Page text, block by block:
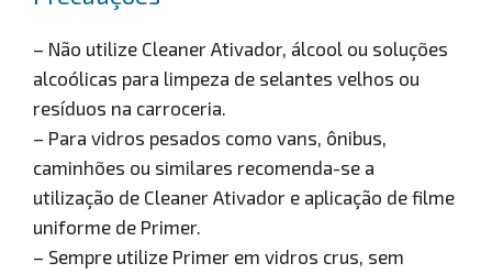
– Não utilize Cleaner Ativador, álcool ou soluções
alcoólicas para limpeza de selantes velhos ou
resíduos na carroceria.
– Para vidros pesados como vans, ônibus,
caminhões ou similares recomenda-se a
utilização de Cleaner Ativador e aplicação de filme
uniforme de Primer.
– Sempre utilize Primer em vidros crus, sem